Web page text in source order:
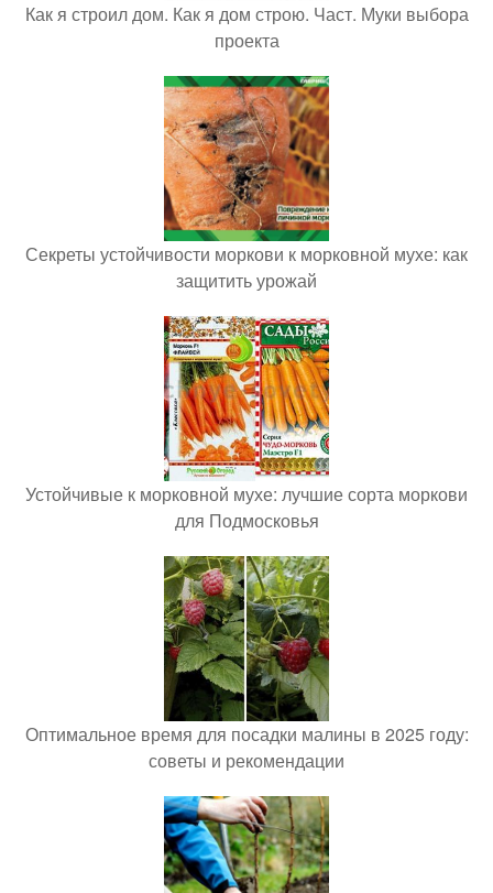
Как я строил дом. Как я дом строю. Част. Муки выбора
проекта
Секреты устойчивости моркови к морковной мухе: как
защитить урожай
Устойчивые к морковной мухе: лучшие сорта моркови
для Подмосковья
Оптимальное время для посадки малины в 2025 году:
советы и рекомендации